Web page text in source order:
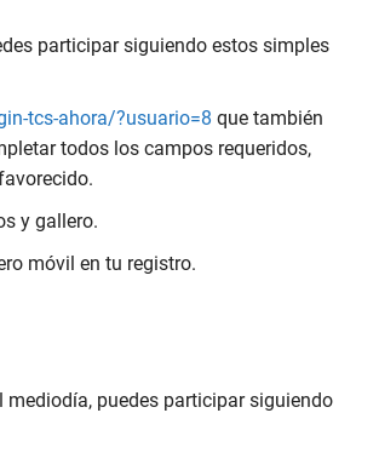
participar siguiendo estos simples
tcs-ahora/?usuario=8 que también
todos los campos requeridos,
y gallero.
móvil en tu registro.
mediodía, puedes participar siguiendo